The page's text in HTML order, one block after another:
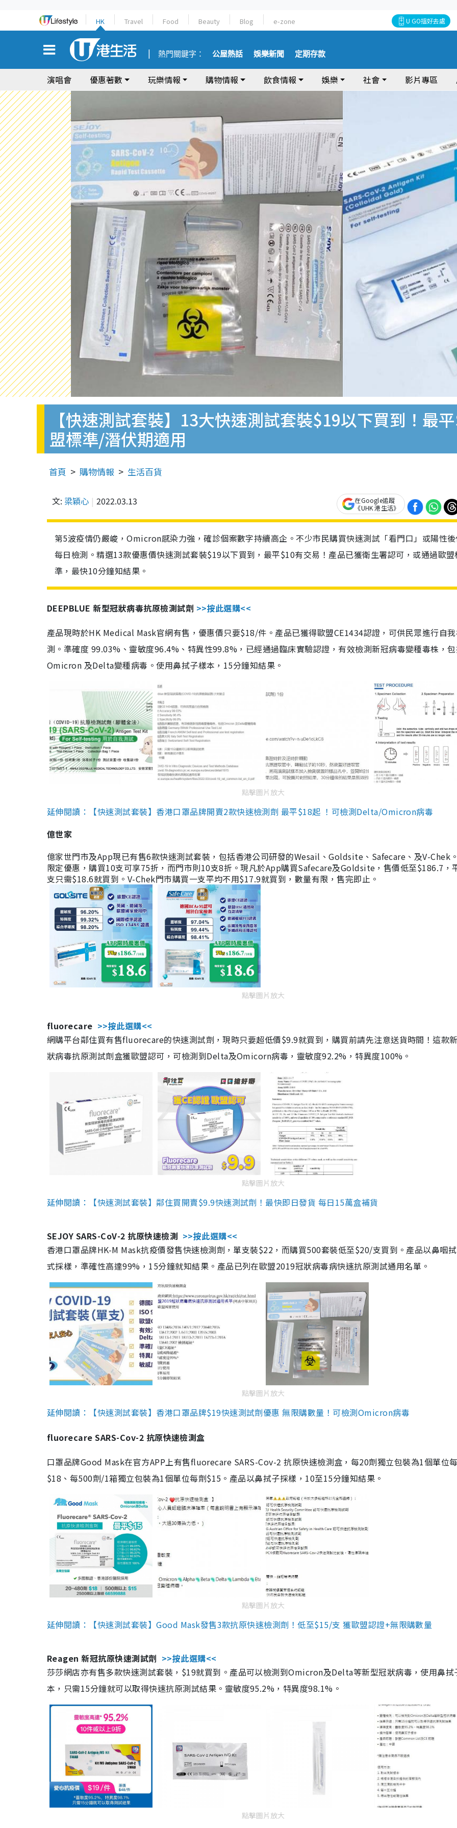
HK Travel Food Beauty Blog e-zone U GO搵好去處
熱門關鍵字： 公屋熱話 娛樂新聞 定期存款
演唱會 優惠著數 玩樂情報 購物情報 飲食情報 娛樂 社會 影片專區
【快速測試套裝】13大快速測試套裝$19以下買到！最
盟標準/潛伏期適用
首頁 購物情報 生活百貨
文: 梁穎心 2022.03.13
在Google追蹤
《UHK 港生活》
第5波疫情仍嚴峻，Omicron感染力強，確診個案數字持續高企。不少市民購買快速測試「看門口」或陽性
每日檢測。精選13款優惠價快速測試套裝$19以下買到，最平$10有交易！產品已獲衛生署認可，或通過歐盟
準，最快10分鐘知結果。
DEEPBLUE 新型冠狀病毒抗原檢測試劑 >>按此選購<<
產品現時於HK Medical Mask官網有售，優惠價只要$18/件。產品已獲得歐盟CE1434認證，可供民眾進行自
測。準確度 99.03%、靈敏度96.4%、特異性99.8%，已經通過臨床實驗認證，有效檢測新冠病毒變種毒株，
Omicron 及Delta變種病毒。使用鼻拭子樣本，15分鐘知結果。
點擊圖片放大
延伸閱讀：【快速測試套裝】香港口罩品牌開賣2款快速檢測劑 最平$18起 ！可檢測Delta/Omicron病毒
億世家
億家世門市及App現已有售6款快速測試套裝，包括香港公司研發的Wesail、Goldsite、Safecare、及V-Chek
限定優惠，購買10支可享75折，而門市則10支8折。現凡於App購買Safecare及Goldsite，售價低至$186.7，
支只需$18.6就買到。V-Chek門市購買一支平均不用$17.9就買到，數量有限，售完即止。
點擊圖片放大
fluorecare >>按此選購<<
網購平台鄰住買有售fluorecare的快速測試劑，現時只要超低價$9.9就買到，購買前請先注意送貨時間！這款
狀病毒抗原測試劑盒獲歐盟認可，可檢測到Delta及Omicorn病毒，靈敏度92.2%，特異度100%。
點擊圖片放大
延伸閱讀：【快速測試套裝】鄰住買開賣$9.9快速測試劑！最快即日發貨 每日15萬盒補貨
SEJOY SARS-CoV-2 抗原快速檢測 >>按此選購<<
香港口罩品牌HK-M Mask抗疫價發售快速檢測劑，單支裝$22，而購買500套裝低至$20/支買到。產品以鼻咽
式採樣，準確性高達99%，15分鐘就知結果。產品已列在歐盟2019冠狀病毒病快速抗原測試通用名單。
點擊圖片放大
延伸閱讀：【快速測試套裝】香港口罩品牌$19快速測試劑優惠 無限購數量！可檢測Omicron病毒
fluorecare SARS-Cov-2 抗原快速檢測盒
口罩品牌Good Mask在官方APP上有售fluorecare SARS-Cov-2 抗原快速檢測盒，每20劑獨立包裝為1個單位
$18、每500劑/1箱獨立包裝為1個單位每劑$15。產品以鼻拭子採樣，10至15分鐘知結果。
點擊圖片放大
延伸閱讀：【快速測試套裝】Good Mask發售3款抗原快速檢測劑！低至$15/支 獲歐盟認證+無限購數量
Reagen 新冠抗原快速測試劑 >>按此選購<<
莎莎網店亦有售多款快速測試套裝，$19就買到。產品可以檢測到Omicron及Delta等新型冠狀病毒，使用鼻拭
本，只需15分鐘就可以取得快速抗原測試結果。靈敏度95.2%，特異度98.1%。
點擊圖片放大